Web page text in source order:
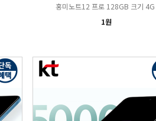
홍미노트12 프로 128GB 크기 4G
1원